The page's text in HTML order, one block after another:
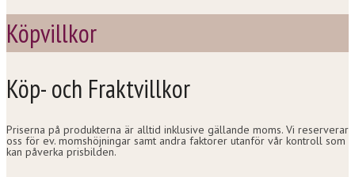
Köpvillkor
Köp- och Fraktvillkor
Priserna på produkterna är alltid inklusive gällande moms. Vi reserverar
oss för ev. momshöjningar samt andra faktorer utanför vår kontroll som
kan påverka prisbilden.